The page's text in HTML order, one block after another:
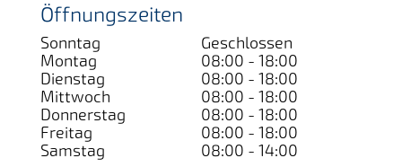
Öffnungszeiten
Sonntag
Geschlossen
Montag
08:00 - 18:00
Dienstag
08:00 - 18:00
Mittwoch
08:00 - 18:00
Donnerstag
08:00 - 18:00
Freitag
08:00 - 18:00
Samstag
08:00 - 14:00